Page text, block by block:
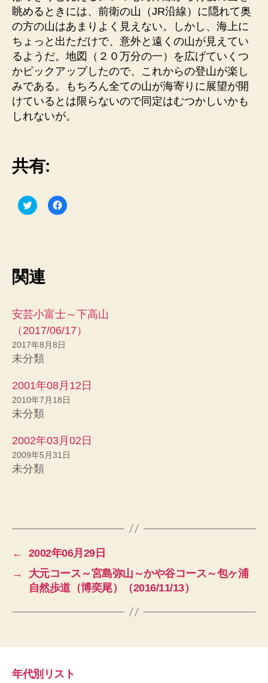
眺めるときには、前衛の山（JR沿線）に隠れて奥
の方の山はあまりよく見えない。しかし、海上に
ちょっと出ただけで、意外と遠くの山が見えてい
るようだ。地図（２０万分の一）を広げていくつ
かピックアップしたので、これからの登山が楽し
みである。もちろん全ての山が海寄りに展望が開
けているとは限らないので同定はむつかしいかも
しれないが。
共有:
ク
リ
t
t
共
有
(
新
し
い
ウ
ィ
ド
ウ
で
開
き
ま
)
F
a
は
ク
リ
ッ
ク
し
さ
い
(
新
ィ
ン
ド
ウ
関連
安芸小富士～下高山
（2017/06/17）
2017年8月8日
未分類
2001年08月12日
2010年7月18日
未分類
2002年03月02日
2009年5月31日
未分類
←
2002年06月29日
→
大元コース～宮島弥山～かや谷コース～包ヶ浦
自然歩道（博奕尾）（2016/11/13）
年代別リスト